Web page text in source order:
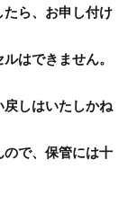
ら、お申し付け
はできません。
しはいたしかね
で、保管には十